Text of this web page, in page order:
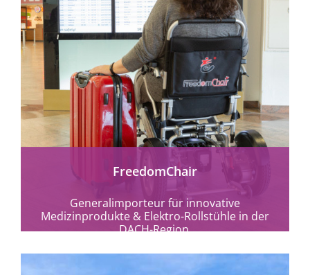
mehr erfahren
FreedomChair
Generalimporteur für innovative
Medizinprodukte & Elektro-Rollstühle in der
DACH-Region.